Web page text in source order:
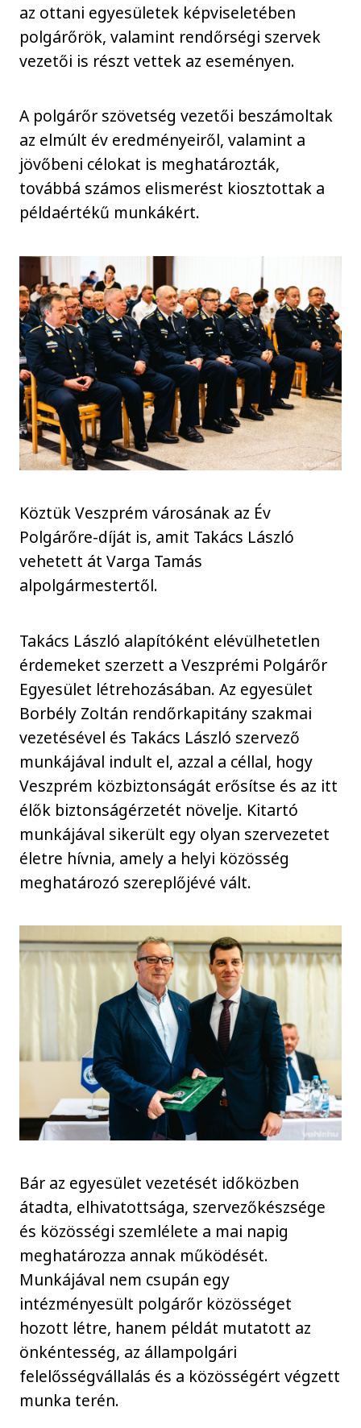
az ottani egyesületek képviseletében
polgárőrök, valamint rendőrségi szervek
vezetői is részt vettek az eseményen.
A polgárőr szövetség vezetői beszámoltak
az elmúlt év eredményeiről, valamint a
jövőbeni célokat is meghatározták,
továbbá számos elismerést kiosztottak a
példaértékű munkákért.
Köztük Veszprém városának az Év
Polgárőre-díját is, amit Takács László
vehetett át Varga Tamás
alpolgármestertől.
Takács László alapítóként elévülhetetlen
érdemeket szerzett a Veszprémi Polgárőr
Egyesület létrehozásában. Az egyesület
Borbély Zoltán rendőrkapitány szakmai
vezetésével és Takács László szervező
munkájával indult el, azzal a céllal, hogy
Veszprém közbiztonságát erősítse és az itt
élők biztonságérzetét növelje. Kitartó
munkájával sikerült egy olyan szervezetet
életre hívnia, amely a helyi közösség
meghatározó szereplőjévé vált.
Bár az egyesület vezetését időközben
átadta, elhivatottsága, szervezőkészsége
és közösségi szemlélete a mai napig
meghatározza annak működését.
Munkájával nem csupán egy
intézményesült polgárőr közösséget
hozott létre, hanem példát mutatott az
önkéntesség, az állampolgári
felelősségvállalás és a közösségért végzett
munka terén.